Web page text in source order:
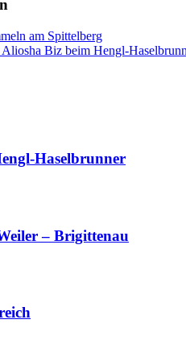
am Spittelberg
Biz beim Hengl-
Haselbrunner
– Brigittenau